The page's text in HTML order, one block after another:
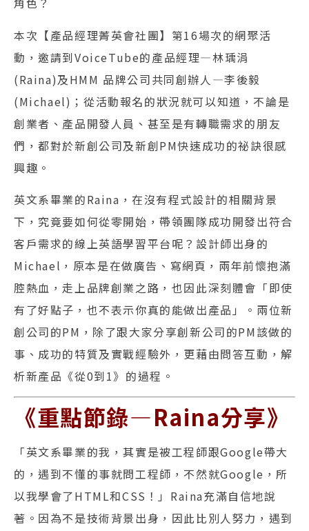
本次【產品經理菁英會社團】第16場次的網聚活
動，邀請到VoiceTube的產品經理—林瑀涓
(Raina)及HMM 品牌公司共同創辦人—李後毅
(Michael)；從活動報名的狀況就可以知道，不論是
創業者、產品開發人員、甚至是有轉職需求的朋友
們，都對於新創公司及新創PM快速成功的祕訣很感
興趣。
英文系畢業的Raina，在沒有程式設計的相關背景
下，究竟要如何從零開始，帶領團隊成功開發出符合
客戶需求的線上英語學習平台呢？設計師出身的
Michael，原本是在做廣告、寫網頁，兩年前懷抱滿
腔熱血，走上品牌創業之路，也因此深刻體會「即使
有了好點子，也不表示你真的能做出產品」。兩位新
創公司的PM，除了跟大家分享創新公司的PM該做的
事、成功的特質及實戰經驗外，更藉由問答互動，解
析新產品《從0到1》的過程。
《重點節錄—Raina分享》
「英文系畢業的我，其實是被工程師跟Google帶大
的，遇到不懂的事就問工程師，不然就Google，所
以我學會了HTML和CSS！」Raina充滿自信地說
著。因為不是技術背景出身，因此比別人努力，遇到